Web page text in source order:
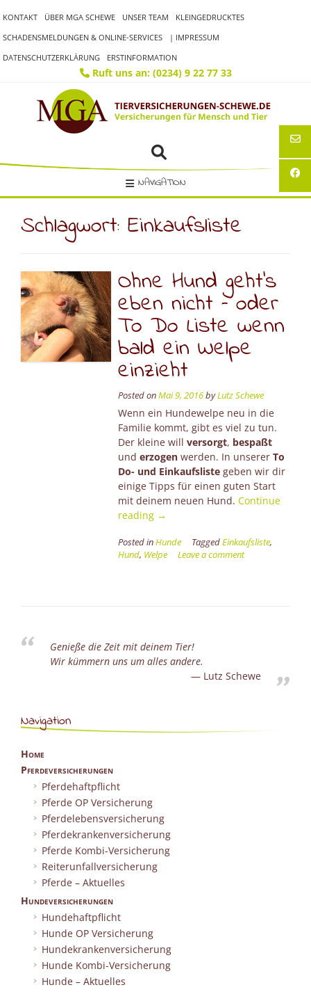
to
content
KONTAKT ÜBER MGA SCHEWE UNSER TEAM
KLEINGEDRUCKTES
SCHADENSMELDUNGEN & ONLINE-SERVICES
| IMPRESSUM
DATENSCHUTZERKLÄRUNG
ERSTINFORMATION
Ruft uns an: (0234) 9 22 77 33
NAVIGATION
Schlagwort: Einkaufsliste
Ohne Hund geht’s
eben nicht – oder
To Do Liste wenn
bald ein Welpe
einzieht
Posted onMai 9, 2016byLutz Schewe
Wenn ein Hundewelpe neu in die
Familie kommt, gibt es viel zu tun.
Der kleine will versorgt, bespaßt
und erzogenwerden. In unserer To
Do- und Einkaufslistegeben wir dir
einige Tipps für einen guten Start
mit deinem neuen Hund. Continue
reading “Ohne
geht’s
eben
Liste
wenn
→
Posted inHunde TaggedEinkaufsliste,
Hund, Welpe Leave a comment
Genieße die Zeit mit deinem Tier!
Wir kümmern uns um alles andere.
Lutz Schewe
Navigation
Home
Pferdeversicherungen
Pferdehaftpflicht
Pferde OP Versicherung
Pferdelebensversicherung
Pferdekrankenversicherung
Pferde Kombi-Versicherung
Reiterunfallversicherung
Pferde – Aktuelles
Hundeversicherungen
Hundehaftpflicht
Hunde OP Versicherung
Hundekrankenversicherung
Hunde Kombi-Versicherung
Hunde – Aktuelles